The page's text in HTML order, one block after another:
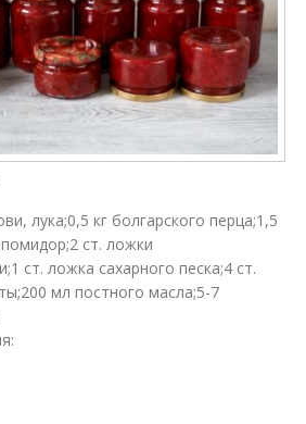
лука;0,5 кг болгарского перца;1,5
ст. ложки
ст. ложка сахарного песка;4 ст.
мл постного масла;5-7